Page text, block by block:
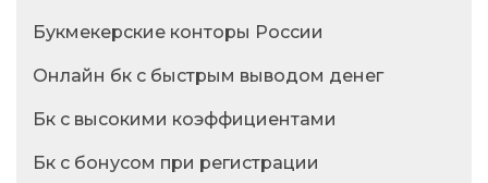
Букмекерские конторы России
Онлайн бк с быстрым выводом денег
Бк с высокими коэффициентами
Бк с бонусом при регистрации